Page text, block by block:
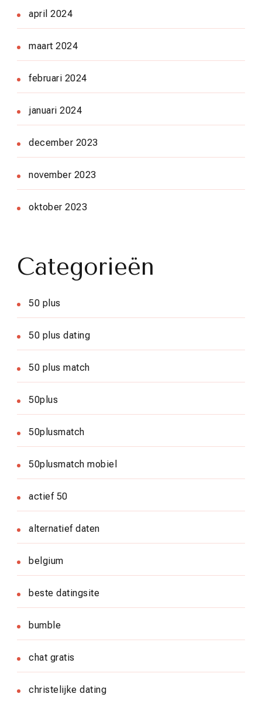
april 2024
maart 2024
februari 2024
januari 2024
december 2023
november 2023
oktober 2023
Categorieën
50 plus
50 plus dating
50 plus match
50plus
50plusmatch
50plusmatch mobiel
actief 50
alternatief daten
belgium
beste datingsite
bumble
chat gratis
christelijke dating